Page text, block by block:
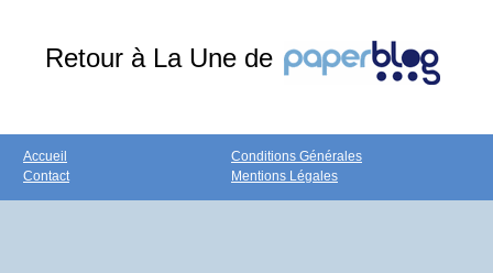
Retour à La Une de
Accueil
Contact
Conditions Générales
Mentions Légales